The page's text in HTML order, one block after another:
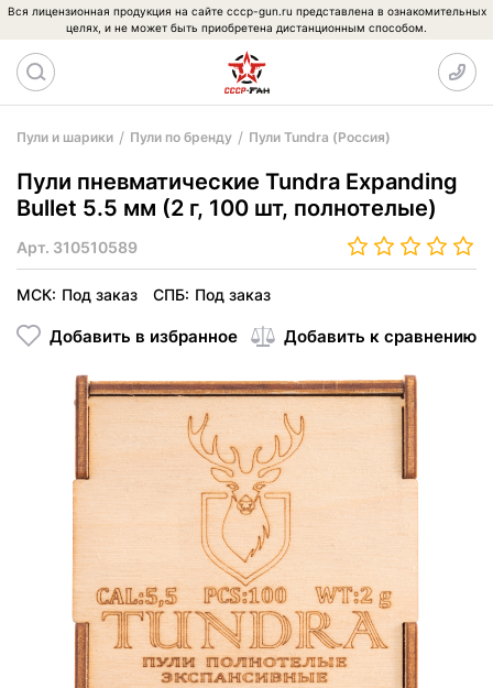
Вся лицензионная продукция на сайте cccp-gun.ru представлена в ознакомительных
целях, и не может быть приобретена дистанционным способом.
Пули и шарики Пули по бренду Пули Tundra (Россия)
Пули пневматические Tundra Expanding
Bullet 5.5 мм (2 г, 100 шт, полнотелые)
Арт. 310510589
МСК: Под заказ СПБ: Под заказ
Добавить в избранное Добавить к сравнению